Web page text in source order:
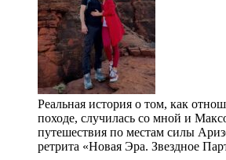
Реальная история о том, как
походе, случилась со мной и
путешествия по местам силы
ретрита «Новая Эра. Звездное